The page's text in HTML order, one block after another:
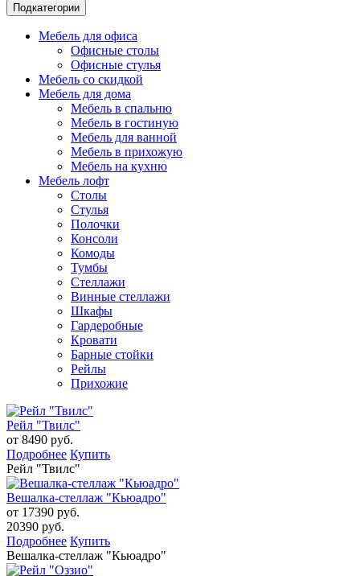
Подкатегории
Мебель для офиса
Офисные столы
Офисные стулья
Мебель со скидкой
Мебель для дома
Мебель в спальню
Мебель в гостиную
Мебель для ванной
Мебель в прихожую
Мебель на кухню
Мебель лофт
Столы
Стулья
Полочки
Консоли
Комоды
Тумбы
Стеллажи
Винные стеллажи
Шкафы
Гардеробные
Кровати
Барные стойки
Рейлы
Прихожие
Рейл "Твилс"
от 8490 руб.
Подробнее Купить
Рейл "Твилс"
Вешалка-стеллаж "Кьюадро"
от 17390 руб.
20390 руб.
Подробнее Купить
Вешалка-стеллаж "Кьюадро"